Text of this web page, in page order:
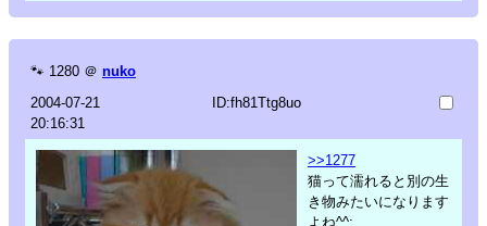
🐾 1280 ＠ nuko
2004-07-21
20:16:31
ID:fh81Ttg8uo
>>1277
猫って濡れると別の生
き物みたいになります
よね^^;